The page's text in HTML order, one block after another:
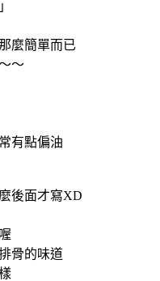
麼簡單而已
～
有點偏油
後面才寫XD
骨的味道